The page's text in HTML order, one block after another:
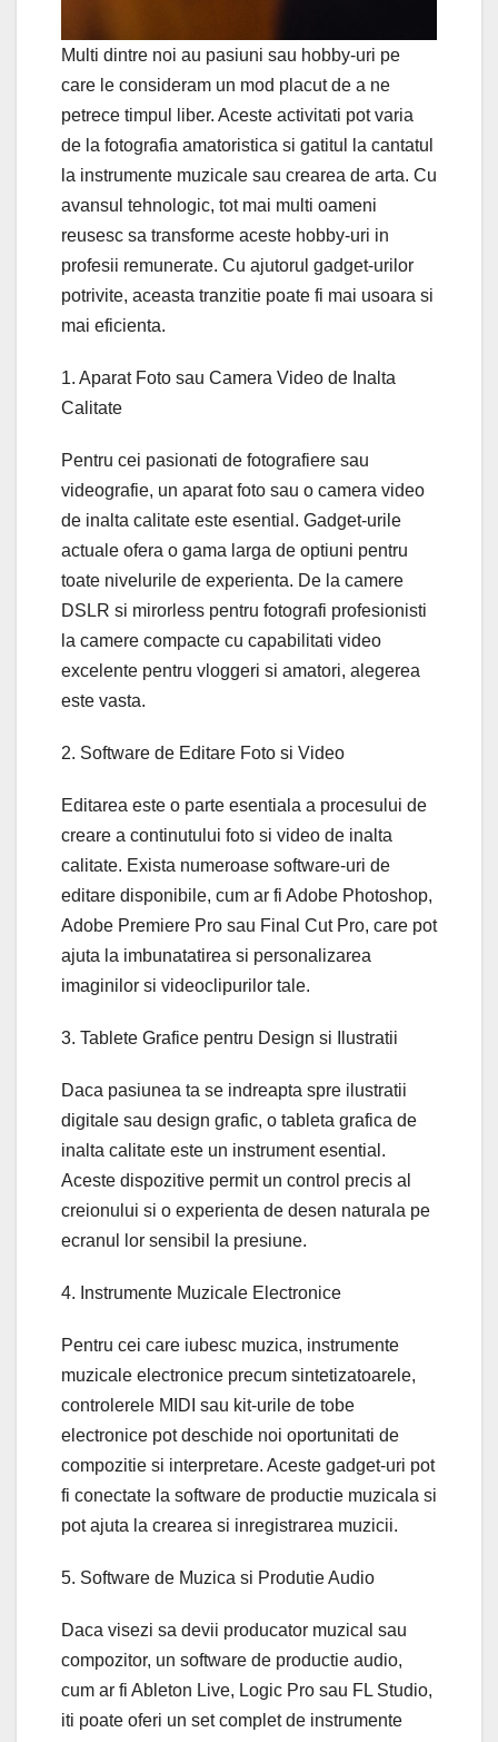
Multi dintre noi au pasiuni sau hobby-uri pe
care le consideram un mod placut de a ne
petrece timpul liber. Aceste activitati pot varia
de la fotografia amatoristica si gatitul la cantatul
la instrumente muzicale sau crearea de arta. Cu
avansul tehnologic, tot mai multi oameni
reusesc sa transforme aceste hobby-uri in
profesii remunerate. Cu ajutorul gadget-urilor
potrivite, aceasta tranzitie poate fi mai usoara si
mai eficienta.
1. Aparat Foto sau Camera Video de Inalta
Calitate
Pentru cei pasionati de fotografiere sau
videografie, un aparat foto sau o camera video
de inalta calitate este esential. Gadget-urile
actuale ofera o gama larga de optiuni pentru
toate nivelurile de experienta. De la camere
DSLR si mirorless pentru fotografi profesionisti
la camere compacte cu capabilitati video
excelente pentru vloggeri si amatori, alegerea
este vasta.
2. Software de Editare Foto si Video
Editarea este o parte esentiala a procesului de
creare a continutului foto si video de inalta
calitate. Exista numeroase software-uri de
editare disponibile, cum ar fi Adobe Photoshop,
Adobe Premiere Pro sau Final Cut Pro, care pot
ajuta la imbunatatirea si personalizarea
imaginilor si videoclipurilor tale.
3. Tablete Grafice pentru Design si Ilustratii
Daca pasiunea ta se indreapta spre ilustratii
digitale sau design grafic, o tableta grafica de
inalta calitate este un instrument esential.
Aceste dispozitive permit un control precis al
creionului si o experienta de desen naturala pe
ecranul lor sensibil la presiune.
4. Instrumente Muzicale Electronice
Pentru cei care iubesc muzica, instrumente
muzicale electronice precum sintetizatoarele,
controlerele MIDI sau kit-urile de tobe
electronice pot deschide noi oportunitati de
compozitie si interpretare. Aceste gadget-uri pot
fi conectate la software de productie muzicala si
pot ajuta la crearea si inregistrarea muzicii.
5. Software de Muzica si Produtie Audio
Daca visezi sa devii producator muzical sau
compozitor, un software de productie audio,
cum ar fi Ableton Live, Logic Pro sau FL Studio,
iti poate oferi un set complet de instrumente